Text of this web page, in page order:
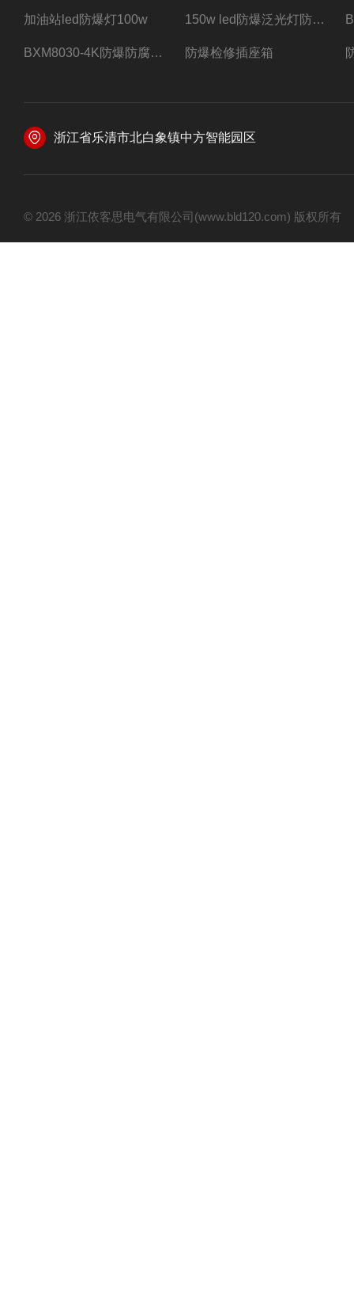
加油站led防爆灯100w 150w led防爆泛光灯防水防尘防爆三防灯
BXM8030-4K防爆防腐照明配电箱四路带总开关 防爆检修插座箱
浙江省乐清市北白象镇中方智能园区
© 2026 浙江依客思电气有限公司(www.bld120.com) 版权所有